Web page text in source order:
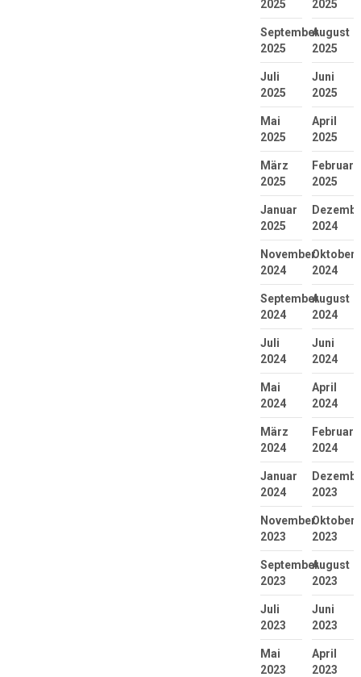
2025 2025
September
2025
August
2025
Juli
2025
Juni
2025
Mai
2025
April
2025
März
2025
Februar
2025
Januar
2025
2024
November
2024
Oktober
2024
September
2024
August
2024
Juli
2024
Juni
2024
Mai
2024
April
2024
März
2024
Februar
2024
Januar
2024
2023
November
2023
Oktober
2023
September
2023
August
2023
Juli
2023
Juni
2023
Mai
2023
April
2023